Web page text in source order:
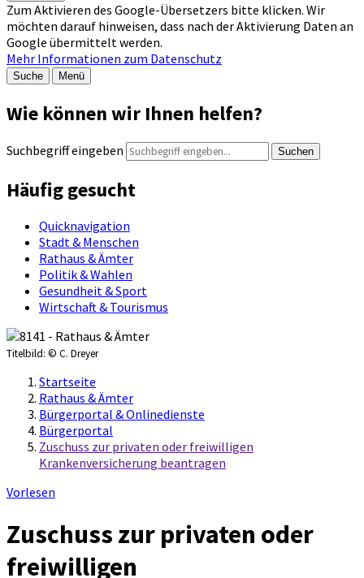
Zum Aktivieren des Google-Übersetzers bitte klicken. Wir
möchten darauf hinweisen, dass nach der Aktivierung Daten an
Google übermittelt werden.
Mehr Informationen zum Datenschutz
Suche Menü
Wie können wir Ihnen helfen?
Suchbegriff eingeben Suchen
Häufig gesucht
Quicknavigation
Stadt & Menschen
Rathaus & Ämter
Politik & Wahlen
Gesundheit & Sport
Wirtschaft & Tourismus
Titelbild: © C. Dreyer
Startseite
Rathaus & Ämter
Bürgerportal & Onlinedienste
Bürgerportal
Zuschuss zur privaten oder freiwilligen
Krankenversicherung beantragen
Vorlesen
Zuschuss zur privaten oder
freiwilligen